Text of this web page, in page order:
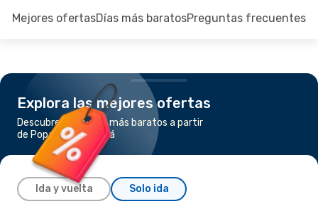
Mejores ofertasDías más baratosPreguntas frecuentes
Explora las mejores ofertas
Descubre los vuelos más baratos a partir
de Popayan a Bogotá
Ida y vuelta Solo ida